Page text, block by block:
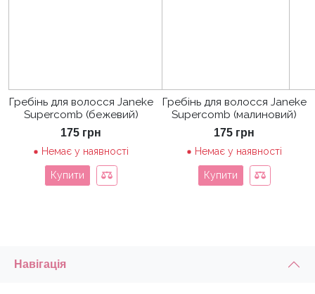
Гребінь для волосся Janeke
Supercomb (бежевий)
175 грн
Немає у наявності
Купити
Гребінь для волосся Janeke
Supercomb (малиновий)
175 грн
Немає у наявності
Купити
Навігація